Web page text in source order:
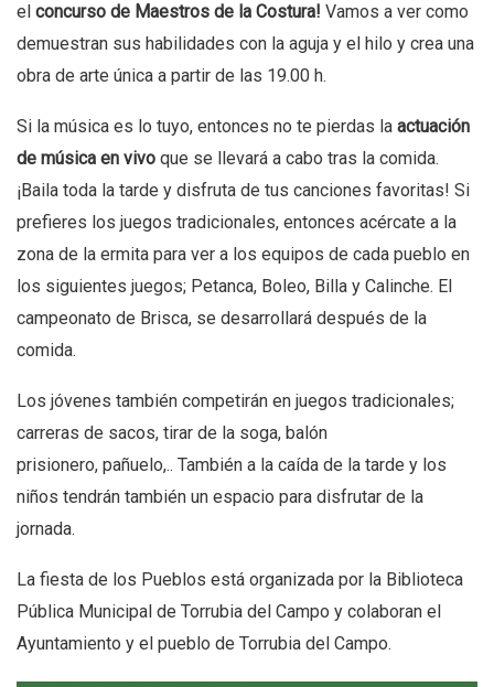
el concurso de Maestros de la Costura! Vamos a ver como
demuestran sus habilidades con la aguja y el hilo y crea una
obra de arte única a partir de las 19.00 h.
Si la música es lo tuyo, entonces no te pierdas la actuación
de música en vivo que se llevará a cabo tras la comida.
¡Baila toda la tarde y disfruta de tus canciones favoritas! Si
prefieres los juegos tradicionales, entonces acércate a la
zona de la ermita para ver a los equipos de cada pueblo en
los siguientes juegos; Petanca, Boleo, Billa y Calinche. El
campeonato de Brisca, se desarrollará después de la
comida.
Los jóvenes también competirán en juegos tradicionales;
carreras de sacos, tirar de la soga, balón
prisionero, pañuelo,.. También a la caída de la tarde y los
niños tendrán también un espacio para disfrutar de la
jornada.
La fiesta de los Pueblos está organizada por la Biblioteca
Pública Municipal de Torrubia del Campo y colaboran el
Ayuntamiento y el pueblo de Torrubia del Campo.